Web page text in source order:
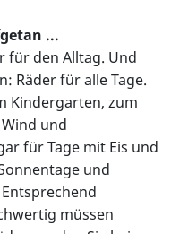
...
für den Alltag. Und
Räder für alle Tage.
Kindergarten, zum
und
für Tage mit Eis und
und
müssen